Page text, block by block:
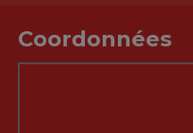
Coordonnées